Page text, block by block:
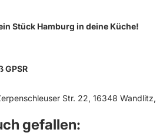
Stück Hamburg in deine Küche!
GPSR
Str. 22, 16348 Wandlitz,
gefallen: